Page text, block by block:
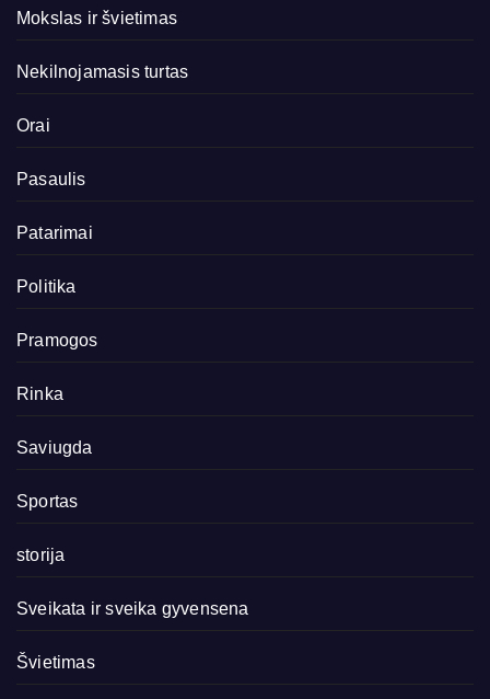
Mokslas ir švietimas
Nekilnojamasis turtas
Orai
Pasaulis
Patarimai
Politika
Pramogos
Rinka
Saviugda
Sportas
storija
Sveikata ir sveika gyvensena
Švietimas